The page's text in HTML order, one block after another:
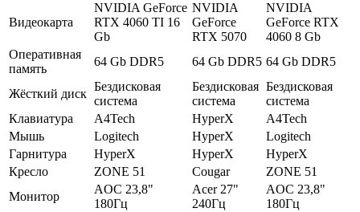
Видеокарта
NVIDIA GeForce
RTX 4060 TI 16
Gb
NVIDIA
GeForce
RTX 5070
NVIDIA
GeForce RTX
4060 8 Gb
Оперативная
память
64 Gb DDR5 64 Gb DDR5 64 Gb DDR5
Жёсткий диск
Бездисковая
система
Бездисковая
система
Бездисковая
система
Клавиатура
A4Tech HyperX
A4Tech
Мышь
Logitech HyperX
Logitech
Гарнитура
HyperX HyperX
HyperX
Кресло
ZONE 51 Cougar
ZONE 51
Монитор
AOC 23,8"
180Гц
Acer 27"
240Гц
AOC 23,8"
180Гц